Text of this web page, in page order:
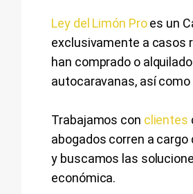
Ley del Limón Proes un
exclusivamente a casos
han comprado o
autocaravanas, así
Trabajamos con clientes
abogados corren a
y buscamos las
económica.